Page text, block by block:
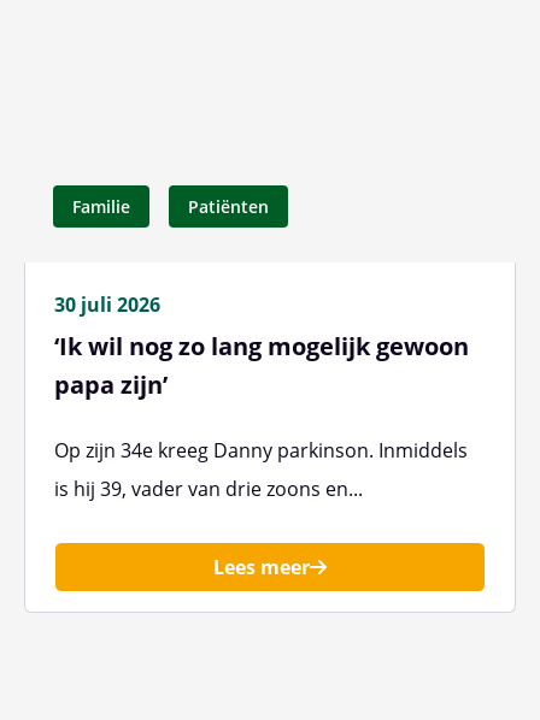
Familie Patiënten
30 juli 2026
‘Ik wil nog zo lang mogelijk gewoon
papa zijn’
Op zijn 34e kreeg Danny parkinson. Inmiddels
is hij 39, vader van drie zoons en...
Lees meer